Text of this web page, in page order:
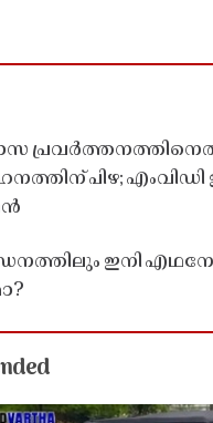
പിഴ;
ഇനി